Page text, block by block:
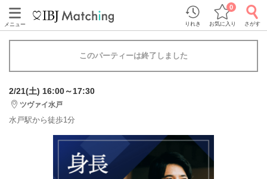
メニュー りれき お気に入り
0
さがす
このパーティーは終了しました
2/21(土) 16:00～17:30
ツヴァイ水戸
水戸駅から徒歩1分